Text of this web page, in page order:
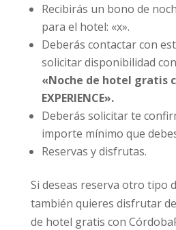
Recibirás un bono de
para el hotel: «x».
Deberás contactar con
solicitar disponibilidad
«Noche de hotel gratis
EXPERIENCE».
Deberás solicitar te
importe mínimo que
Reservas y disfrutas.
Si deseas reserva otro tipo
también quieres disfrutar
de hotel gratis con